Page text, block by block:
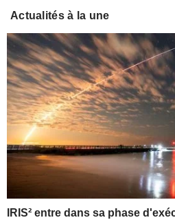
Actualités à la une
IRIS² entre dans sa phase